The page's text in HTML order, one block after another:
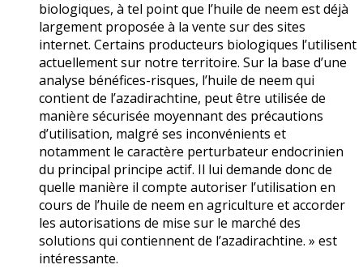
biologiques, à tel point que l’huile de neem est déjà
largement proposée à la vente sur des sites
internet. Certains producteurs biologiques l’utilisent
actuellement sur notre territoire. Sur la base d’une
analyse bénéfices-risques, l’huile de neem qui
contient de l’azadirachtine, peut être utilisée de
manière sécurisée moyennant des précautions
d’utilisation, malgré ses inconvénients et
notamment le caractère perturbateur endocrinien
du principal principe actif. Il lui demande donc de
quelle manière il compte autoriser l’utilisation en
cours de l’huile de neem en agriculture et accorder
les autorisations de mise sur le marché des
solutions qui contiennent de l’azadirachtine. » est
intéressante.